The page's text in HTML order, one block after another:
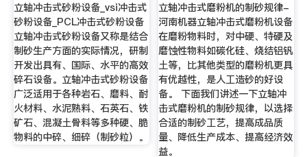
立轴冲击式砂粉设备_vsi冲击式
砂粉设备_PCL冲击式砂粉设备
立轴冲击式砂粉设备又称是结合
制砂生产方面的实际情况，研制
开发出具有、国际、水平的高效
碎石设备。立轴冲击式砂粉设备
广泛适用于各种岩石、磨料、耐
火材料、水泥熟料、石英石、铁
矿石、混凝土骨料等多种硬、脆
物料的中碎、细碎（制砂粒）。
立轴冲击式磨粉机的制砂规律-
河南机器立轴冲击式磨粉机设备
在磨粉物料时，对中硬、特硬及
磨蚀性物料如碳化硅、烧结铝钒
土等，比其他类型的磨粉机更具
有优越性，是人工造砂的好设
备。 下面我们讲述一下立轴冲
击式磨粉机的制砂规律，以选择
合适的制砂工艺，提高成品质
量、降低生产成本、提高经济效
益。